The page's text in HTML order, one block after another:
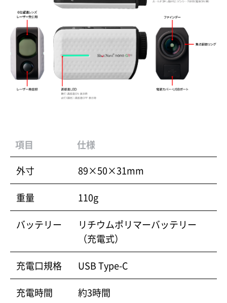
項目
仕様
外寸
89×50×31mm
重量 110g
バッテリー
リチウムポリマーバッテリー
（充電式）
充電口規格 USB Type-C
充電時間 約3時間